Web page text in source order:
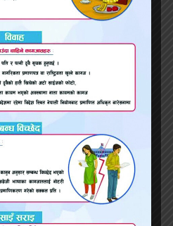
दोहा विमानस्थलबाट